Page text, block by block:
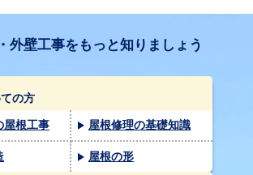
外壁工事をもっと知りましょう
の方
屋根工事 屋根修理の基礎知識
屋根の形